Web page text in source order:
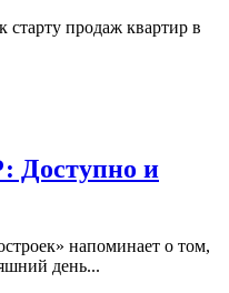
старту продаж квартир в
Доступно и
напоминает о том,
день...